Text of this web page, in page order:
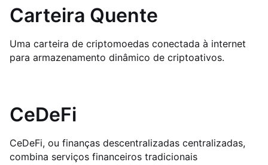
Carteira Quente
Uma carteira de criptomoedas conectada à internet
para armazenamento dinâmico de criptoativos.
CeDeFi
CeDeFi, ou finanças descentralizadas centralizadas,
combina serviços financeiros tradicionais